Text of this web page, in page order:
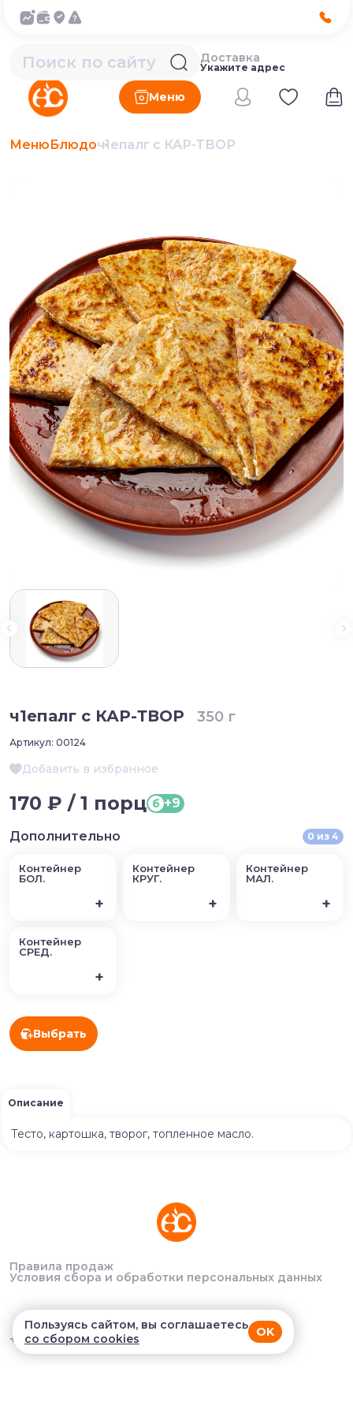
Меню
Доставка
Укажите адрес
МенюБлюдоч1епалг с КАР-ТВОР
ч1епалг с КАР-ТВОР 350 г
Артикул: 00124
Добавить в избранное
170 ₽ / 1 порц б +9
Дополнительно 0 из 4
Контейнер
БОЛ.
+
Контейнер
КРУГ.
+
Контейнер
МАЛ.
+
Контейнер
СРЕД.
+
Выбрать
Описание
Тесто, картошка, творог, топленное масло.
Правила продаж
Условия сбора и обработки персональных данных
+7 (928) 404-07-08
Пользуясь сайтом, вы соглашаетесь
со сбором cookies
OK